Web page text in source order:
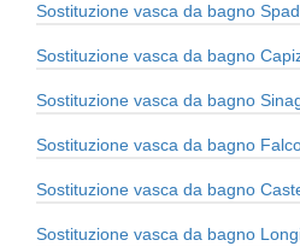
Sostituzione vasca da bagno
Sostituzione vasca da bagno
Sostituzione vasca da bagno
Sostituzione vasca da bagno
Sostituzione vasca da bagno
Sostituzione vasca da bagno